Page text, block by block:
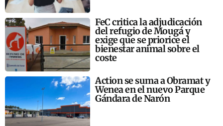
FeC critica la adjudicación
del refugio de Mougá y
exige que se priorice el
bienestar animal sobre el
coste
Action se suma a Obramat y
Wenea en el nuevo Parque
Gándara de Narón